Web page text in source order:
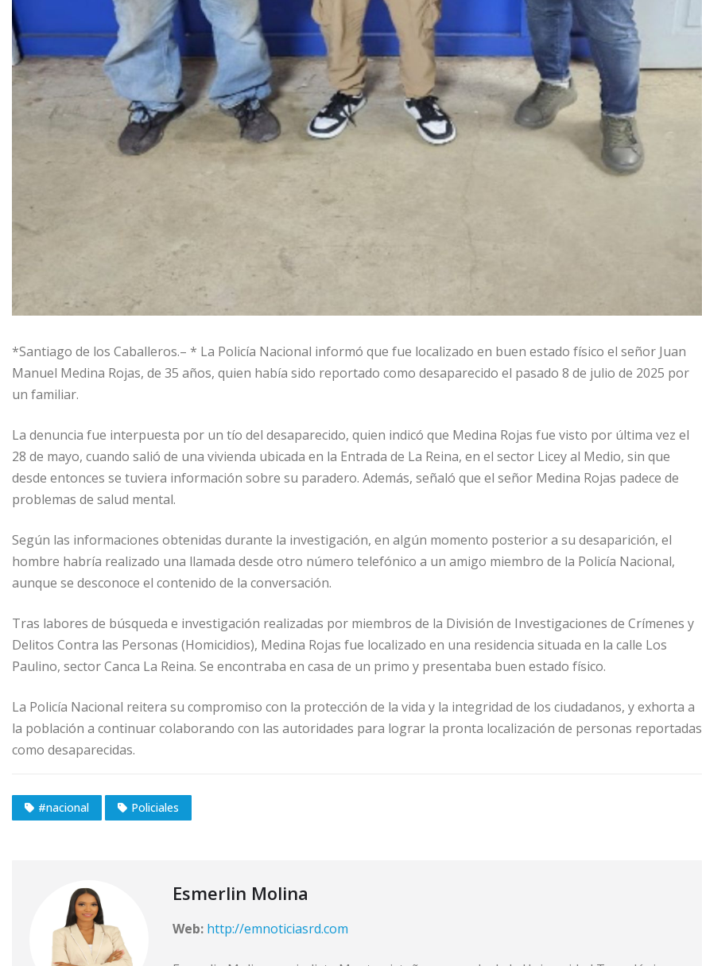
*Santiago de los Caballeros.– * La Policía Nacional informó que fue localizado en buen estado físico el señor Juan
Manuel Medina Rojas, de 35 años, quien había sido reportado como desaparecido el pasado 8 de julio de 2025 por
un familiar.
La denuncia fue interpuesta por un tío del desaparecido, quien indicó que Medina Rojas fue visto por última vez el
28 de mayo, cuando salió de una vivienda ubicada en la Entrada de La Reina, en el sector Licey al Medio, sin que
desde entonces se tuviera información sobre su paradero. Además, señaló que el señor Medina Rojas padece de
problemas de salud mental.
Según las informaciones obtenidas durante la investigación, en algún momento posterior a su desaparición, el
hombre habría realizado una llamada desde otro número telefónico a un amigo miembro de la Policía Nacional,
aunque se desconoce el contenido de la conversación.
Tras labores de búsqueda e investigación realizadas por miembros de la División de Investigaciones de Crímenes y
Delitos Contra las Personas (Homicidios), Medina Rojas fue localizado en una residencia situada en la calle Los
Paulino, sector Canca La Reina. Se encontraba en casa de un primo y presentaba buen estado físico.
La Policía Nacional reitera su compromiso con la protección de la vida y la integridad de los ciudadanos, y exhorta a
la población a continuar colaborando con las autoridades para lograr la pronta localización de personas reportadas
como desaparecidas.
#nacional Policiales
Esmerlin Molina
Web: http://emnoticiasrd.com